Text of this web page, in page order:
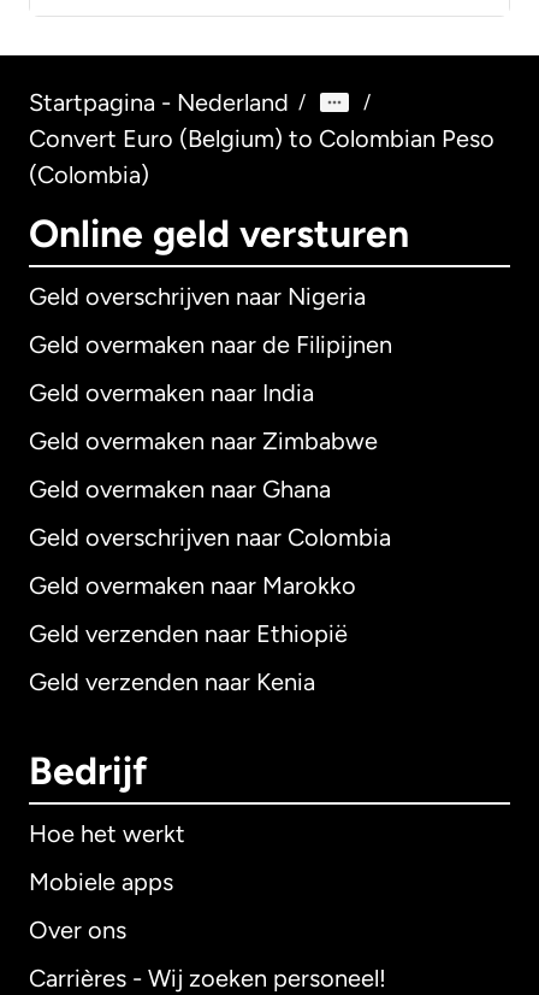
Startpagina - Nederland / /
Convert Euro (Belgium) to Colombian Peso
(Colombia)
Online geld versturen
Geld overschrijven naar Nigeria
Geld overmaken naar de Filipijnen
Geld overmaken naar India
Geld overmaken naar Zimbabwe
Geld overmaken naar Ghana
Geld overschrijven naar Colombia
Geld overmaken naar Marokko
Geld verzenden naar Ethiopië
Geld verzenden naar Kenia
Bedrijf
Hoe het werkt
Mobiele apps
Over ons
Carrières - Wij zoeken personeel!